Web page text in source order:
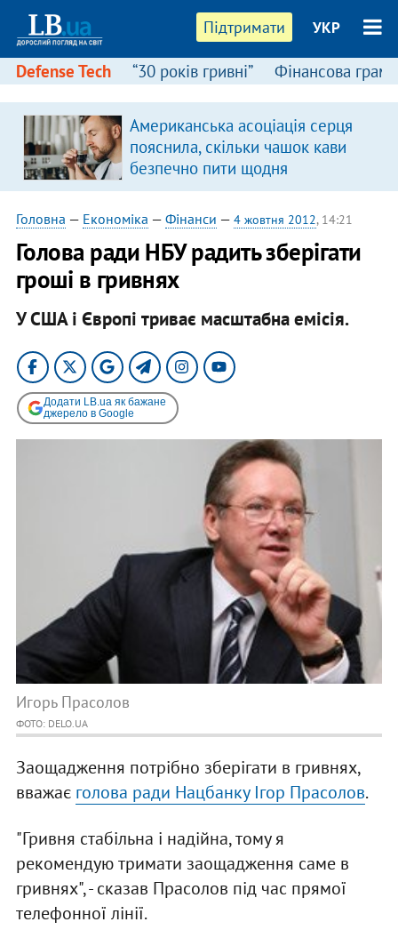
Підтримати УКР
Defense Tech “30 років гривні” Фінансова
Американська асоціація серця
пояснила, скільки чашок кави
безпечно пити щодня
Головна — Економіка — Фінанси — 4 жовтня 2012, 14:21
Голова ради НБУ радить зберігати
гроші в гривнях
У США і Європі триває масштабна емісія.
Додати LB.ua як бажане
джерело в Google
Игорь Прасолов
ФОТО: DELO.UA
Заощадження потрібно зберігати в гривнях,
вважає голова ради Нацбанку Ігор Прасолов.
"Гривня стабільна і надійна, тому я
рекомендую тримати заощадження саме в
гривнях", - сказав Прасолов під час прямої
телефонної лінії.